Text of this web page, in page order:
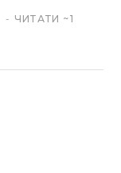
)
ЧИТАТИ ~1